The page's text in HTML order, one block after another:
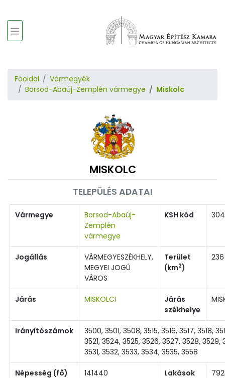
Főoldal
Vármegyék
Borsod-Abaúj-Zemplén vármegye
Miskolc
MISKOLC
TELEPÜLÉS ADATAI
Vármegye
Borsod-Abaúj-
Zemplén
vármegye
KSH kód
Jogállás
VÁRMEGYESZÉKHELY,
MEGYEI JOGÚ
VÁROS
Terület
(km2)
236
Járás MISKOLCI
Járás
székhelye
Irányítószámok
3500, 3501, 3508, 3515, 3516, 3517, 3518,
3521, 3524, 3525, 3526, 3527, 3528, 3529,
3531, 3532, 3533, 3534, 3535, 3558
Népesség (fő) 141440
Lakások